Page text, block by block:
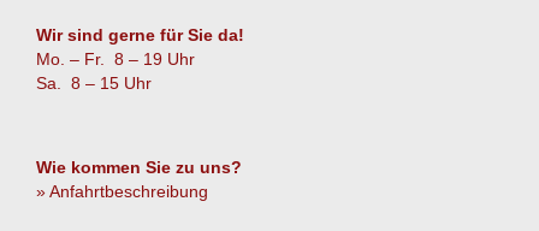
Wir sind gerne für Sie da!
Mo. – Fr. 8 – 19 Uhr
Sa. 8 – 15 Uhr
Wie kommen Sie zu uns?
» Anfahrtbeschreibung